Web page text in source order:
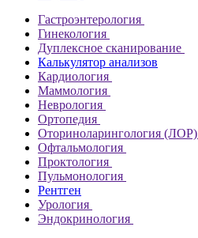
Гастроэнтерология
Гинекология
Дуплексное сканирование
Калькулятор анализов
Кардиология
Маммология
Неврология
Ортопедия
Оториноларингология (ЛОР)
Офтальмология
Проктология
Пульмонология
Рентген
Урология
Эндокринология